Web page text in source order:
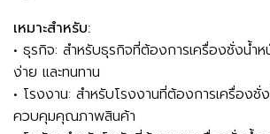
เหมาะสำหรับ:
• ธุรกิจ: สำหรับธุรกิจที่ต้องการเครื่องชั่งน้ำ
ง่าย และทนทาน
• โรงงาน: สำหรับโรงงานที่ต้องการเครื่องชั่
ควบคุมคุณภาพสินค้า